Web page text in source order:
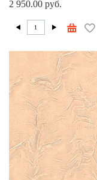
2 950.00 руб.